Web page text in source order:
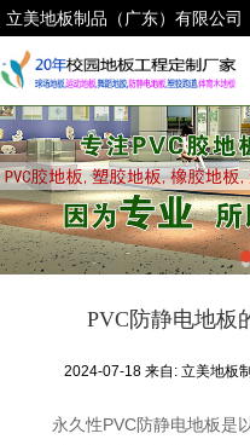
立美地板制品（广东）有限公司
PVC防静电地板
2024-07-18 来自: 立美地板
永久性PVC防静电地板是